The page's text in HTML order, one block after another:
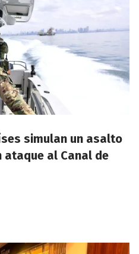
simulan un asalto
ataque al Canal de